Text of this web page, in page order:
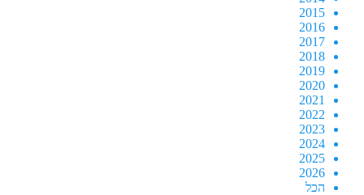
2015
2016
2017
2018
2019
2020
2021
2022
2023
2024
2025
2026
הכל